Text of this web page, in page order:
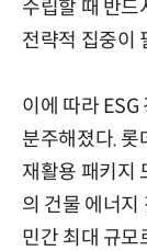
수립할 때 반드
전략적 집중이
이에 따라
분주해졌다.
재활용 패키지
의 건물 에너지
민간 최대 규모